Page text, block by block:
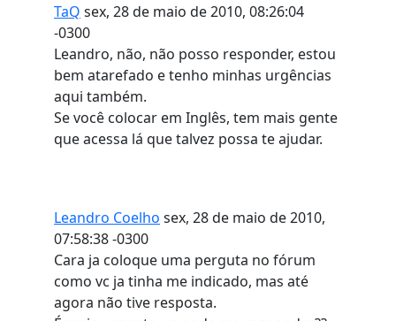
TaQ sex, 28 de maio de 2010, 08:26:04
-0300
Leandro, não, não posso responder, estou
bem atarefado e tenho minhas urgências
aqui também.
Se você colocar em Inglês, tem mais gente
que acessa lá que talvez possa te ajudar.
Leandro Coelho sex, 28 de maio de 2010,
07:58:38 -0300
Cara ja coloque uma perguta no fórum
como vc ja tinha me indicado, mas até
agora não tive resposta.